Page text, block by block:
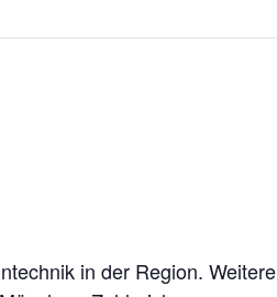
in der Region. Weitere